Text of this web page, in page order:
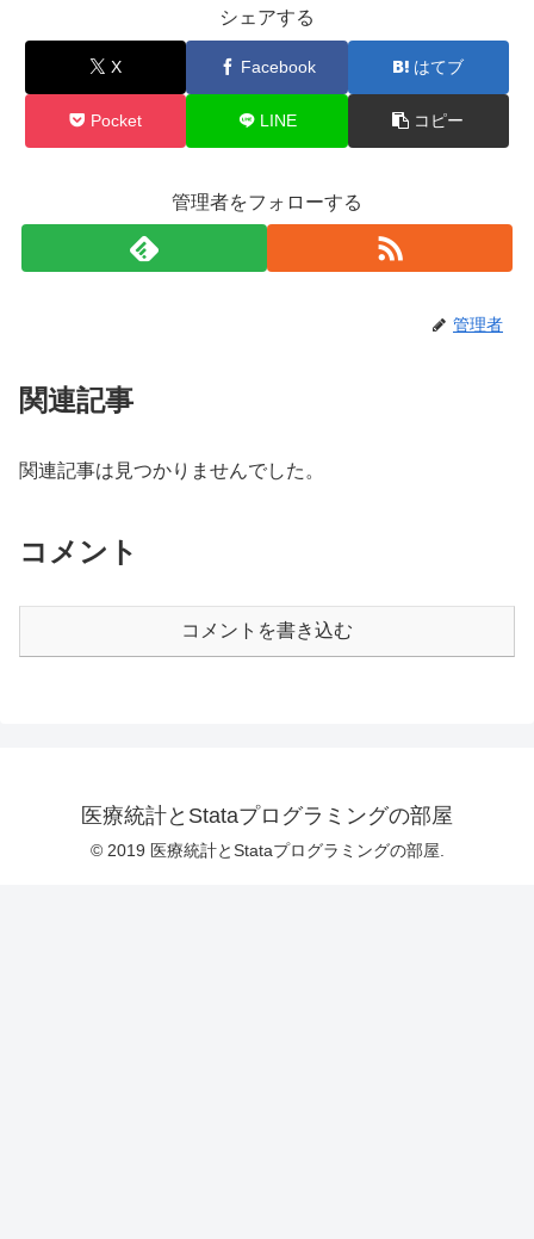
e
o
o
er
n
ot
e
シェアする
X Facebook はてブ
Pocket LINE コピー
管理者をフォローする
管理者
関連記事
関連記事は見つかりませんでした。
コメント
コメントを書き込む
医療統計とStataプログラミングの部屋
© 2019 医療統計とStataプログラミングの部屋.